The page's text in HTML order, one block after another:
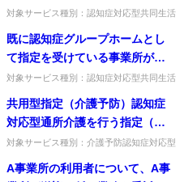
実施について」（平成１２年９
月５日老発第６２３号）及び
「痴呆介護研修事業の円滑な運
営について」（平成１２年１０
月２５日老計第４３号）におい
て規定する専門課程を修了した
者も含むのか。
対象サービス種別：認知症対応型共同生活
加算」質問認知症介護実践リーダー研修修
了者は、「痴呆介護研修事業...
既に認知症グループホームとし
て指定を受けている事業所が、
サテライト事業所に移行するこ
とは可能か。
対象サービス種別：認知症対応型共同生活
小規模多機能型居宅介護,介護予防小規模
多機能型居宅介護,看護小...
共用型指定（介護予防）認知症
対応型通所介護を行う指定（介
護予防）認知症対応型共同生活
介護事業所に複数のユニットが
ある場合、または共用型指定
対象サービス種別：介護予防認知症対応型
人員基準「共用型指定認知症対応型通所介
A事業所の利用者について、A事